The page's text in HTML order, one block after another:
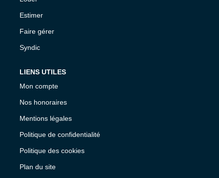
Estimer
Faire gérer
Syndic
LIENS UTILES
Mon compte
Nos honoraires
Mentions légales
Politique de confidentialité
Politique des cookies
Plan du site